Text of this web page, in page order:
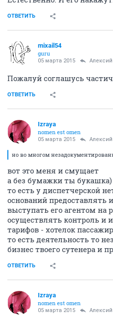
ОТВЕТИТЬ
mixail54
guru
05 марта 2015 Алексий
Пожалуй соглашусь
ОТВЕТИТЬ
Izraya
nomen est omen
05 марта 2015 Алексий
но во многом
вот это меня и смущает
а без бумажки ты букашка)
то есть у диспетчерской
оснований предоставлять
выступать его агентом на
осуществлять контроль и
тарифов - хотелок
то есть деятельность то
бизнес твоего сутенера и
ОТВЕТИТЬ
Izraya
nomen est omen
05 марта 2015 Алексий